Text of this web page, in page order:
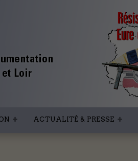
ACTUALITÉ & PRESSE